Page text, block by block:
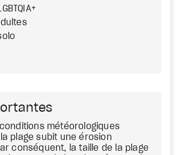
météorologiques
plage subit une érosion
conséquent, la taille de la plage